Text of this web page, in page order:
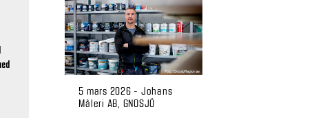
5 mars 2026 - Johans
Måleri AB, GNOSJÖ